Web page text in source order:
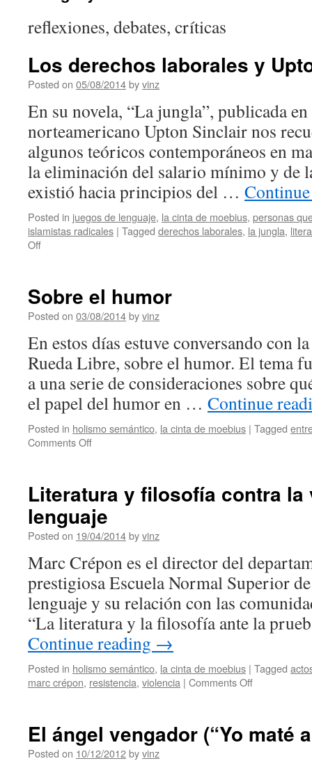
reflexiones, debates, críticas
Los derechos laborales y
Posted on 05/08/2014byvinz
En su novela, “La jungla”, publicada
norteamericano Upton Sinclair nos
algunos teóricos contemporáneos en
la eliminación del salario mínimo y de
existió hacia principios del …
Posted in juegos de lenguaje, la cinta de moebius, personas
islamistas radicales | Tagged derechos laborales, la jungla,
Offon
y
Upton
Sobre el humor
Posted on 03/08/2014byvinz
En estos días estuve conversando con
Rueda Libre, sobre el humor. El tema
a una serie de consideraciones sobre
el papel del humor en … Continue
Posted in holismo semántico, la cinta de moebius | Tagged
Comments Offon
Literatura y filosofía contra
lenguaje
Posted on 19/04/2014byvinz
Marc Crépon es el director del
prestigiosa Escuela Normal Superior
lenguaje y su relación con las
“La literatura y la filosofía ante la
Continue reading →
Posted in holismo semántico, la cinta de moebius | Tagged
marc crépon, resistencia, violencia | Comments Offon
contra
El ángel vengador (“Yo maté
Posted on 10/12/2012byvinz